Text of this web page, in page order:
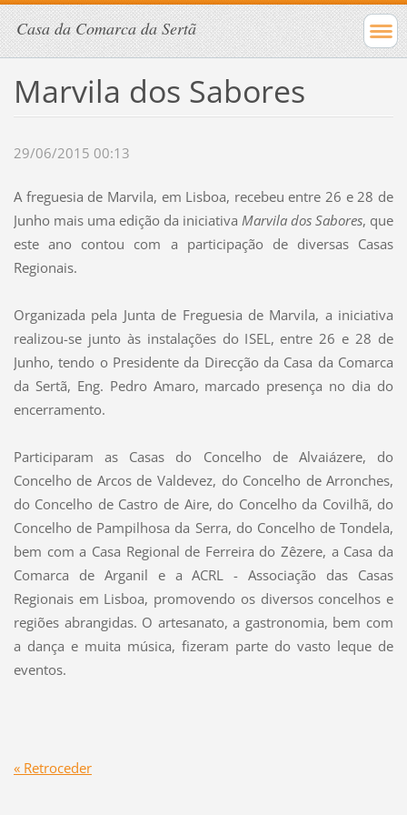
Casa da Comarca da Sertã
Marvila dos Sabores
29/06/2015 00:13
A freguesia de Marvila, em Lisboa, recebeu entre 26 e 28 de
Junho mais uma edição da iniciativaMarvila dos Sabores, que
este ano contou com a participação de diversas Casas
Regionais.
Organizada pela Junta de Freguesia de Marvila, a iniciativa
realizou-se junto às instalações do ISEL, entre 26 e 28 de
Junho, tendo o Presidente da Direcção da Casa da Comarca
da Sertã, Eng. Pedro Amaro, marcado presença no dia do
encerramento.
Participaram as Casas do Concelho de Alvaiázere, do
Concelho de Arcos de Valdevez, do Concelho de Arronches,
do Concelho de Castro de Aire, do Concelho da Covilhã, do
Concelho de Pampilhosa da Serra, do Concelho de Tondela,
bem com a Casa Regional de Ferreira do Zêzere, a Casa da
Comarca de Arganil e a ACRL - Associação das Casas
Regionais em Lisboa, promovendo os diversos concelhos e
regiões abrangidas. O artesanato, a gastronomia, bem com
a dança e muita música, fizeram parte do vasto leque de
eventos.
« Retroceder